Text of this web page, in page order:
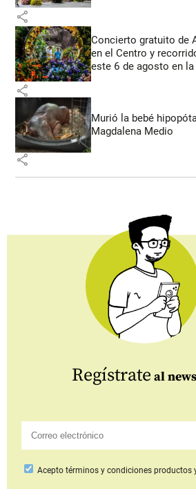
share
Concierto gratuito de
en el Centro y
este 6 de agosto en
share
Murió la bebé
Magdalena Medio
share
Regístrate al
Aceptotérminos y condiciones productos